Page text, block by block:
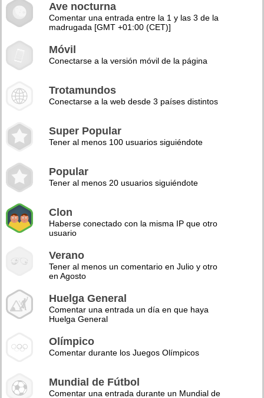
Ave nocturna
Comentar una entrada entre la 1 y las 3 de la
madrugada [GMT +01:00 (CET)]
Móvil
Conectarse a la versión móvil de la página
Trotamundos
Conectarse a la web desde 3 países distintos
Super Popular
Tener al menos 100 usuarios siguiéndote
Popular
Tener al menos 20 usuarios siguiéndote
Clon
Haberse conectado con la misma IP que otro
usuario
Verano
Tener al menos un comentario en Julio y otro
en Agosto
Huelga General
Comentar una entrada un día en que haya
Huelga General
Olímpico
Comentar durante los Juegos Olímpicos
Mundial de Fútbol
Comentar una entrada durante un Mundial de